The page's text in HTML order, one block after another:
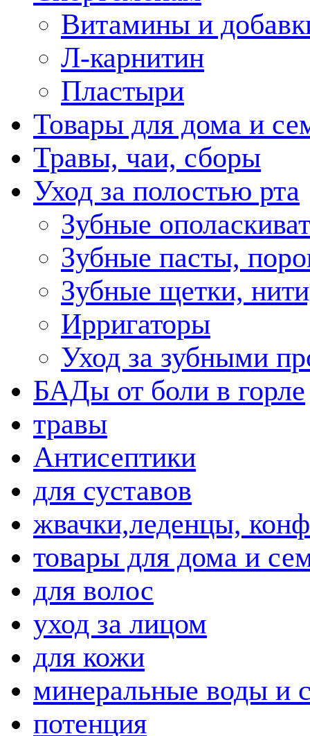
Витамины и
Л-карнитин
Пластыри
Товары для дома и
Травы, чаи, сборы
Уход за полостью рта
Зубные
Зубные пасты,
Зубные щетки,
Ирригаторы
Уход за зубными
БАДы от боли в горле
травы
Антисептики
для суставов
жвачки,леденцы,
товары для дома и
для волос
уход за лицом
для кожи
минеральные воды и
потенция